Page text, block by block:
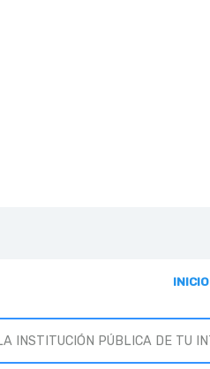
INICIO